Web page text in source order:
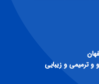
و ترميمی و زيبايی